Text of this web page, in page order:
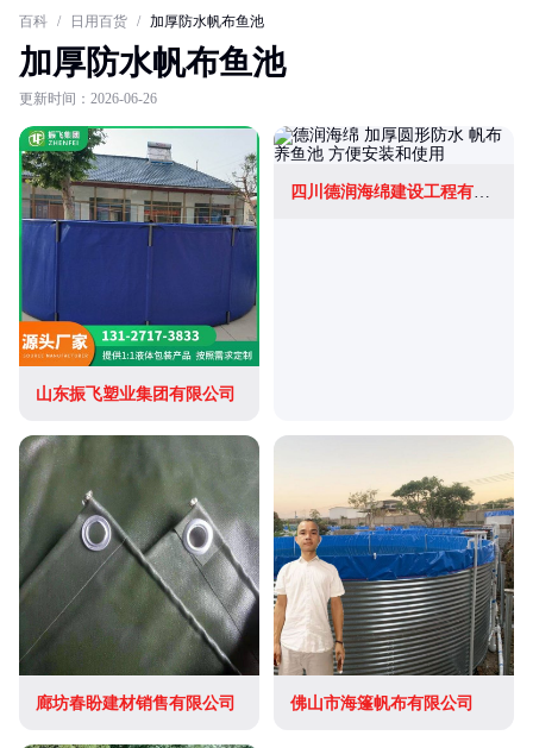
百科 / 日用百货 / 加厚防水帆布鱼池
加厚防水帆布鱼池
更新时间：2026-06-26
山东振飞塑业集团有限公司
四川德润海绵建设工程有限公司
廊坊春盼建材销售有限公司 佛山市海篷帆布有限公司